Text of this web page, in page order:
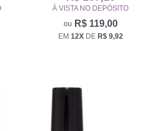
À VISTA NO DEPÓSITO
R$ 119,00
EM 12XDE R$ 9,92